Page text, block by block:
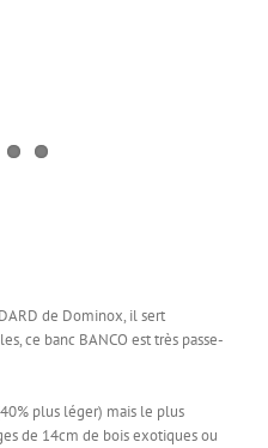
de Dominox, il sert
ce banc BANCO est très passe-
plus léger) mais le plus
de 14cm de bois exotiques ou